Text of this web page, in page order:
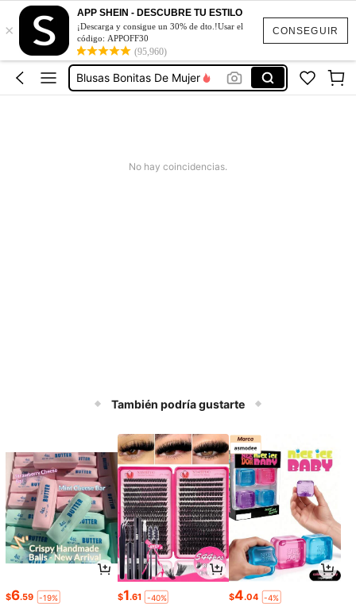
CONSEGUIR
×
APP SHEIN - DESCUBRE TU ESTILO
¡Descarga y consigue un 30% de dto.!Usar el
código: APPOFF30
(95,960)
Vestidos De Mujer
Blusas Bonitas De Mujer
No hay coincidencias.
También podría gustarte
$6.59 -19% $1.61 -40% $4.04 -4%